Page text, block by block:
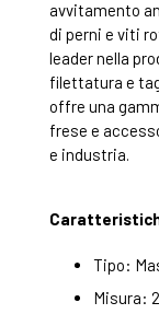
avvitamento
di perni e viti
leader nella
filettatura e
offre una
frese e
e industria.
Tipo:
Misura: